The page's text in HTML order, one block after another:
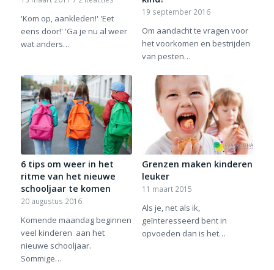
'Kom op, aankleden!' 'Eet
eens door!' 'Ga je nu al weer
wat anders…
19 september 2016
Om aandacht te vragen voor
het voorkomen en bestrijden
van pesten…
6 tips om weer in het
ritme van het nieuwe
schooljaar te komen
20 augustus 2016
Komende maandag beginnen
veel kinderen aan het
nieuwe schooljaar.
Sommige…
Grenzen maken kinderen
leuker
11 maart 2015
Als je, net als ik,
geïnteresseerd bent in
opvoeden dan is het…